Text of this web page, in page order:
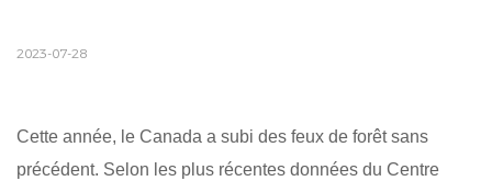
2023-07-28
Cette année, le Canada a subi des feux de forêt sans
précédent. Selon les plus récentes données du Centre